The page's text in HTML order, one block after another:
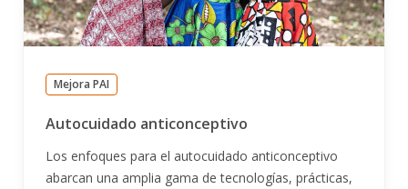
Mejora PAI
Autocuidado anticonceptivo
Los enfoques para el autocuidado anticonceptivo
abarcan una amplia gama de tecnologías, prácticas,